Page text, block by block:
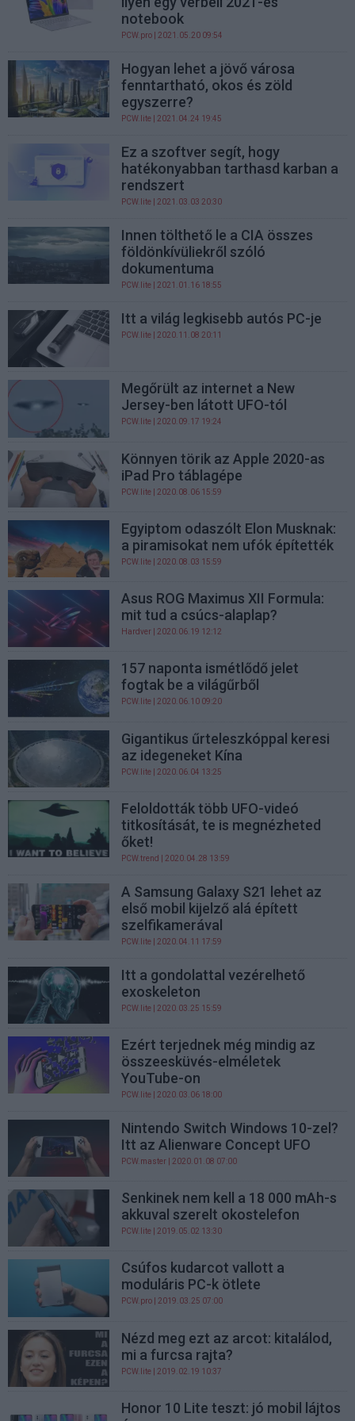
notebook
PCW.pro | 2021.05.20 09:54
Hogyan lehet a jövő városa
fenntartható, okos és zöld
egyszerre?
PCW.lite | 2021.04.24 19:45
Ez a szoftver segít, hogy
hatékonyabban tarthasd karban a
rendszert
PCW.lite | 2021.03.03 20:30
Innen tölthető le a CIA összes
földönkívüliekről szóló
dokumentuma
PCW.lite | 2021.01.16 18:55
Itt a világ legkisebb autós PC-je
PCW.lite | 2020.11.08 20:11
Megőrült az internet a New
Jersey-ben látott UFO-tól
PCW.lite | 2020.09.17 19:24
Könnyen törik az Apple 2020-as
iPad Pro táblagépe
PCW.lite | 2020.08.06 15:59
Egyiptom odaszólt Elon Musknak:
a piramisokat nem ufók építették
PCW.lite | 2020.08.03 15:59
Asus ROG Maximus XII Formula:
mit tud a csúcs-alaplap?
Hardver | 2020.06.19 12:12
157 naponta ismétlődő jelet
fogtak be a világűrből
PCW.lite | 2020.06.10 09:20
Gigantikus űrteleszkóppal keresi
az idegeneket Kína
PCW.lite | 2020.06.04 13:25
Feloldották több UFO-videó
titkosítását, te is megnézheted
őket!
PCW.trend | 2020.04.28 13:59
A Samsung Galaxy S21 lehet az
első mobil kijelző alá épített
szelfikamerával
PCW.lite | 2020.04.11 17:59
Itt a gondolattal vezérelhető
exoskeleton
PCW.lite | 2020.03.25 15:59
Ezért terjednek még mindig az
összeesküvés-elméletek
YouTube-on
PCW.lite | 2020.03.06 18:00
Nintendo Switch Windows 10-zel?
Itt az Alienware Concept UFO
PCW.master | 2020.01.08 07:00
Senkinek nem kell a 18 000 mAh-s
akkuval szerelt okostelefon
PCW.lite | 2019.05.02 13:30
Csúfos kudarcot vallott a
moduláris PC-k ötlete
PCW.pro | 2019.03.25 07:00
Nézd meg ezt az arcot: kitalálod,
mi a furcsa rajta?
PCW.lite | 2019.02.19 10:37
Honor 10 Lite teszt: jó mobil lájtos